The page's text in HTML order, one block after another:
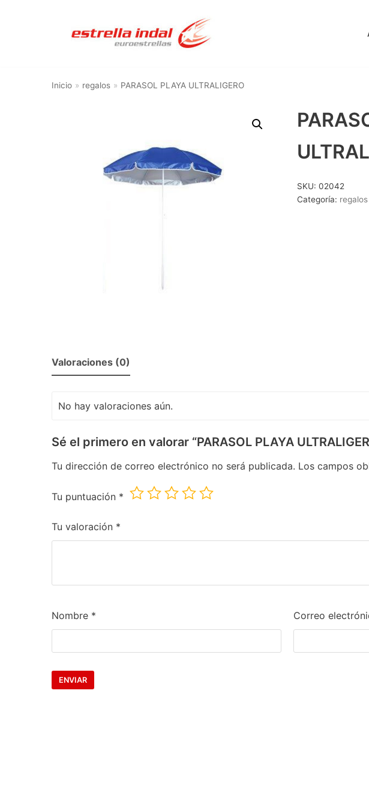
Inicio » regalos » PARASOL PLAYA ULTRALIGERO
SKU: 02042
Categoría: regalos
Valoraciones (0)
No hay valoraciones aún.
Sé el primero en valorar “PARASOL PLAYA
Tu dirección de correo electrónico no será publicada. Los campos
Tu puntuación *
Tu valoración *
Nombre * Correo